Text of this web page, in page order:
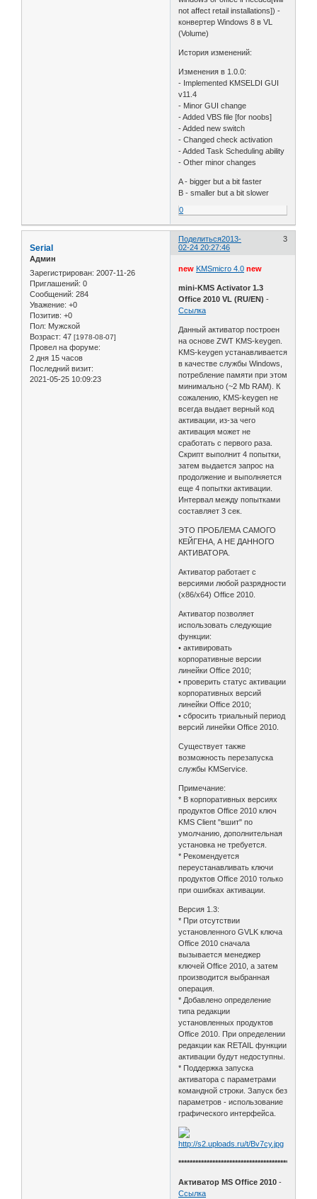
not affect retail installations]) -
конвертер Windows 8 в VL
(Volume)
История изменений:
Изменения в 1.0.0:
- Implemented KMSELDI GUI
v11.4
- Minor GUI change
- Added VBS file [for noobs]
- Added new switch
- Changed check activation
- Added Task Scheduling ability
- Other minor changes
A - bigger but a bit faster
B - smaller but a bit slower
0
Поделиться 3
2013-
02-24 20:27:46
Serial
Админ
Зарегистрирован: 2007-11-26
Приглашений: 0
Сообщений: 284
Уважение: +0
Позитив: +0
Пол: Мужской
Возраст: 47 [1978-08-07]
Провел на форуме:
2 дня 15 часов
Последний визит:
2021-05-25 10:09:23
new KMSmicro 4.0 new
mini-KMS Activator 1.3
Office 2010 VL (RU/EN) -
Ссылка
Данный активатор построен
на основе ZWT KMS-keygen.
KMS-keygen устанавливается
в качестве службы Windows,
потребление памяти при этом
минимально (~2 Mb RAM). К
сожалению, KMS-keygen не
всегда выдает верный код
активации, из-за чего
активация может не
сработать с первого раза.
Скрипт выполнит 4 попытки,
затем выдается запрос на
продолжение и выполняется
еще 4 попытки активации.
Интервал между попытками
составляет 3 сек.
ЭТО ПРОБЛЕМА САМОГО
КЕЙГЕНА, А НЕ ДАННОГО
АКТИВАТОРА.
Активатор работает с
версиями любой разрядности
(x86/x64) Office 2010.
Активатор позволяет
использовать следующие
функции:
• активировать
корпоративные версии
линейки Office 2010;
• проверить статус активации
корпоративных версий
линейки Office 2010;
• сбросить триальный период
версий линейки Office 2010.
Существует также
возможность перезапуска
службы KMService.
Примечание:
* В корпоративных версиях
продуктов Office 2010 ключ
KMS Client "вшит" по
умолчанию, дополнительная
установка не требуется.
* Рекомендуется
переустанавливать ключи
продуктов Office 2010 только
при ошибках активации.
Версия 1.3:
* При отсутствии
установленного GVLK ключа
Office 2010 сначала
вызывается менеджер
ключей Office 2010, а затем
производится выбранная
операция.
* Добавлено определение
типа редакции
установленных продуктов
Office 2010. При определении
редакции как RETAIL функции
активации будут недоступны.
* Поддержка запуска
активатора с параметрами
командной строки. Запуск без
параметров - использование
графического интерфейса.
Активатор MS Office 2010 -
Ссылка